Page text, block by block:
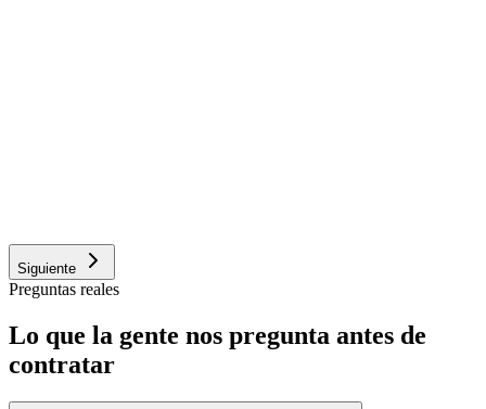
Siguiente
Preguntas reales
Lo que la gente nos pregunta antes de
contratar